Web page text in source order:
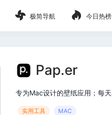
极简导航 今日热榜
Pap.er
专为Mac设计的壁纸应用；每
实用工具 MAC